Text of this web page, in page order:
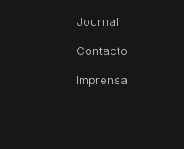
Journal
Contacto
Imprensa